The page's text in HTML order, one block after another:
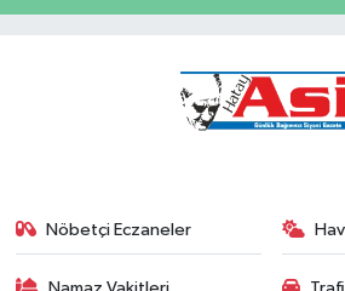
Nöbetçi Eczaneler